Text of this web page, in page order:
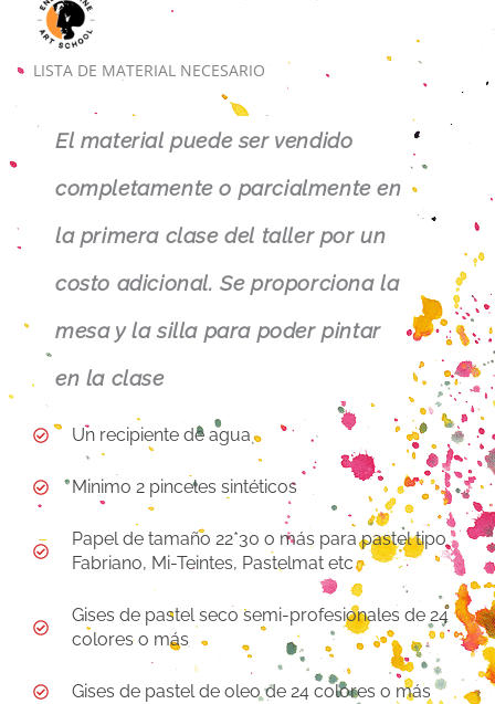
LISTA DE MATERIAL NECESARIO
El material puede ser vendido
completamente o parcialmente en
la primera clase del taller por un
costo adicional. Se proporciona la
mesa y la silla para poder pintar
en la clase
Un recipiente de agua
Minimo 2 pinceles sintéticos
Papel de tamaño 22*30 o más para pastel tipo
Fabriano, Mi-Teintes, Pastelmat etc
Gises de pastel seco semi-profesionales de 24
colores o más
Gises de pastel de oleo de 24 colores o más